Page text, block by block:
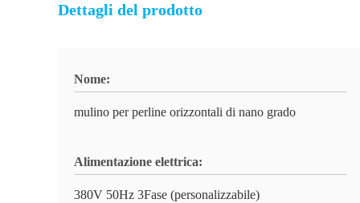
Dettagli del prodotto
Nome:
mulino per perline orizzontali di nano grado
Alimentazione elettrica:
380V 50Hz 3Fase (personalizzabile)